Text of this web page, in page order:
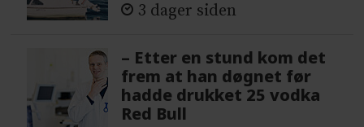
3 dager siden
– Etter en stund kom det
frem at han døgnet før
hadde drukket 25 vodka
Red Bull